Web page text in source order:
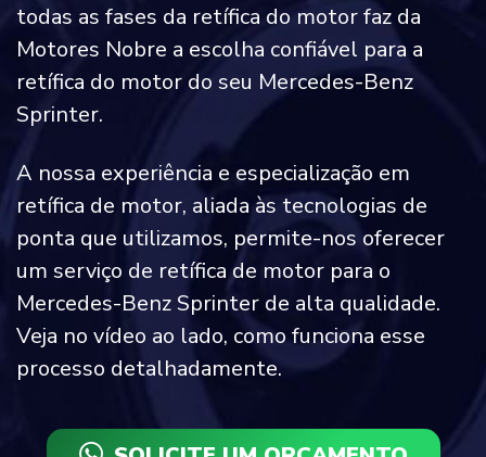
todas as fases da retífica do motor faz da
Motores Nobre a escolha confiável para a
retífica do motor do seu Mercedes-Benz
Sprinter.
A nossa experiência e especialização em
retífica de motor, aliada às tecnologias de
ponta que utilizamos, permite-nos oferecer
um serviço de retífica de motor para o
Mercedes-Benz Sprinter de alta qualidade.
Veja no vídeo ao lado, como funciona esse
processo detalhadamente.